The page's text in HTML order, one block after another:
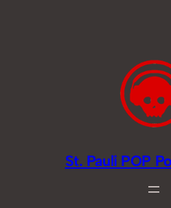
St. Pauli POP